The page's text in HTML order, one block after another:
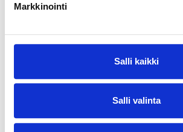
Markkinointi
Salli kaikki
Salli valinta